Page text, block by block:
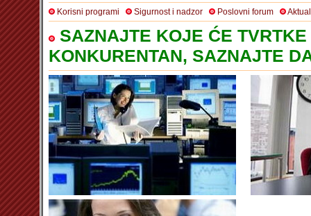
Korisni programi
Sigurnost i nadzor Poslovni forum
SAZNAJTE KOJE ĆE
KONKURENTAN, SAZNAJTE